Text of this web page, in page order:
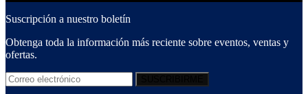
Suscripción a nuestro boletín
Obtenga toda la información más reciente sobre eventos, ventas y
ofertas.